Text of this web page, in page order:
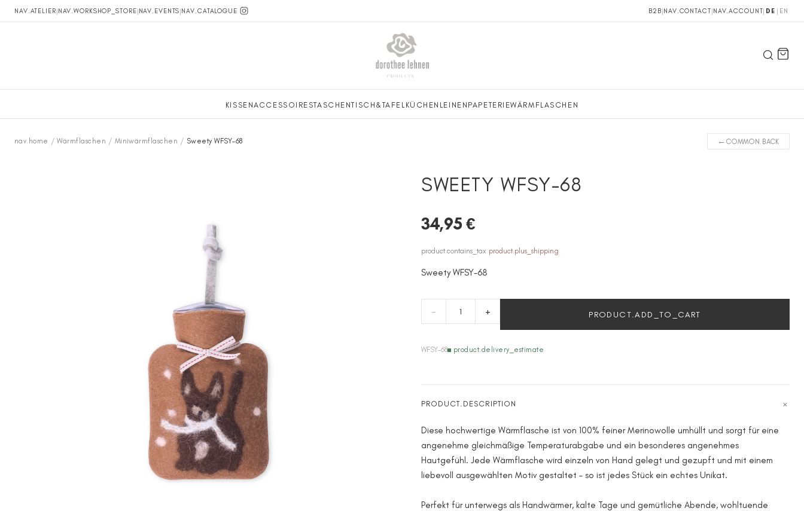
NAV.ATELIER|NAV.WORKSHOP_STORE|NAV.EVENTS|NAV.CATALOGUE B2B|NAV.CONTACT|NAV.ACCOUNT| DE | EN
KISSENACCESSOIRESTASCHENTISCH&TAFEL KÜCHENLEINEN PAPETERIEWÄRMFLASCHEN
nav.home / Wärmflaschen / Miniwärmflaschen / Sweety WFSY-68 ←COMMON.BACK
SWEETY WFSY-68
34,95 €
product.contains_tax product.plus_shipping
Sweety WFSY-68
- + PRODUCT.ADD_TO_CART
WFSY-68 product.delivery_estimate
PRODUCT.DESCRIPTION
Diese hochwertige Wärmflasche ist von 100% feiner Merinowolle umhüllt und sorgt für eine
angenehme gleichmäßige Temperaturabgabe und ein besonderes angenehmes
Hautgefühl. Jede Wärmflasche wird einzeln von Hand gelegt und gezupft und mit einem
liebevoll ausgewählten Motiv gestaltet – so ist jedes Stück ein echtes Unikat.
Perfekt für unterwegs als Handwärmer, kalte Tage und gemütliche Abende, wohltuende